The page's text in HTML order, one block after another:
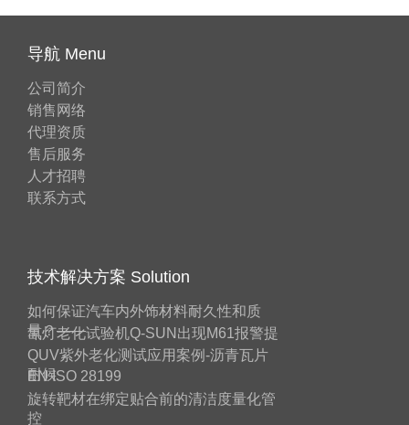
导航 Menu
公司简介
销售网络
代理资质
售后服务
人才招聘
联系方式
技术解决方案 Solution
如何保证汽车内外饰材料耐久性和质
量？——
氙灯老化试验机Q-SUN出现M61报警提
QUV紫外老化测试应用案例-沥青瓦片
耐候
EN ISO 28199
旋转靶材在绑定贴合前的清洁度量化管
控